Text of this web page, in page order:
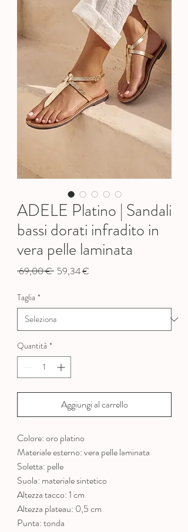
ADELE Platino | Sandali
bassi dorati infradito in
vera pelle laminata
69,00 € Prezzo
59,34 €
Taglia *
Quantità *
Aggiungi al carrello
Colore: oro platino
Materiale esterno: vera pelle laminata
Soletta: pelle
Suola: materiale sintetico
Altezza tacco: 1 cm
Altezza plateau: 0,5 cm
Punta: tonda